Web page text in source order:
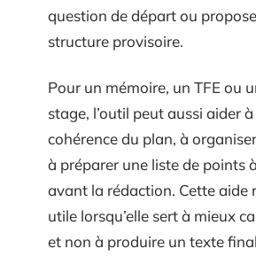
question de départ ou
structure provisoire.
Pour un mémoire, un TFE ou
stage, l’outil peut aussi aider
cohérence du plan, à
à préparer une liste de points
avant la rédaction. Cette aide
utile lorsqu’elle sert à mieux
et non à produire un texte